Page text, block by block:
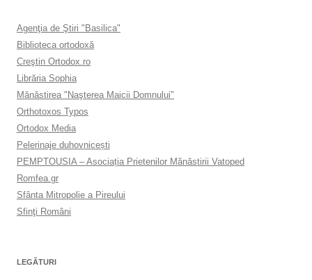
Agenţia de Ştiri "Basilica"
Biblioteca ortodoxă
Creştin Ortodox.ro
Librăria Sophia
Mănăstirea "Naşterea Maicii Domnului"
Orthotoxos Typos
Ortodox Media
Pelerinaje duhovnicești
PEMPTOUSIA – Asociația Prietenilor Mănăstirii Vatoped
Romfea.gr
Sfânta Mitropolie a Pireului
Sfinţi Români
LEGĂTURI